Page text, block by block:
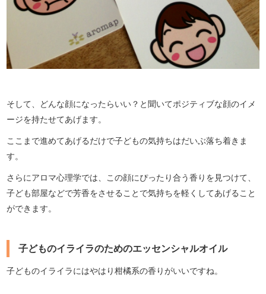
そして、どんな顔になったらいい？と聞いてポジティブな顔のイメ
ージを持たせてあげます。
ここまで進めてあげるだけで子どもの気持ちはだいぶ落ち着きま
す。
さらにアロマ心理学では、この顔にぴったり合う香りを見つけて、
子ども部屋などで芳香をさせることで気持ちを軽くしてあげること
ができます。
子どものイライラのためのエッセンシャルオイル
子どものイライラにはやはり柑橘系の香りがいいですね。